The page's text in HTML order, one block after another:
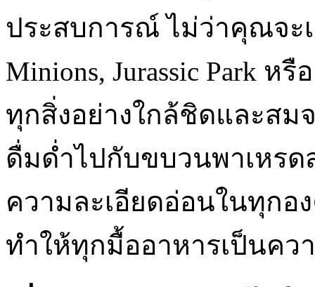
ประสบการณ์ ไม่ว่าคุณจะ
Minions, Jurassic Park ห
ทุกสิ่งอย่างใกล้ชิดและส
ดื่มด่ำไปกับขบวนพาเหร
ความละเอียดอ่อนในทุกอ
ทำให้ทุกมื้ออาหารเป็นคว